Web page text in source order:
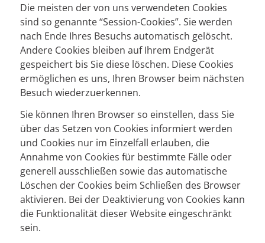
Die meisten der von uns verwendeten Cookies
sind so genannte “Session-Cookies”. Sie werden
nach Ende Ihres Besuchs automatisch gelöscht.
Andere Cookies bleiben auf Ihrem Endgerät
gespeichert bis Sie diese löschen. Diese Cookies
ermöglichen es uns, Ihren Browser beim nächsten
Besuch wiederzuerkennen.
Sie können Ihren Browser so einstellen, dass Sie
über das Setzen von Cookies informiert werden
und Cookies nur im Einzelfall erlauben, die
Annahme von Cookies für bestimmte Fälle oder
generell ausschließen sowie das automatische
Löschen der Cookies beim Schließen des Browser
aktivieren. Bei der Deaktivierung von Cookies kann
die Funktionalität dieser Website eingeschränkt
sein.